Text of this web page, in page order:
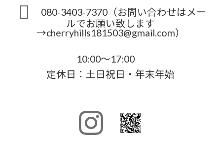
080-3403-7370（お問い合わせはメー
ルでお願い致します
→cherryhills181503@gmail.com）
10:00～17:00
定休日：土日祝日・年末年始